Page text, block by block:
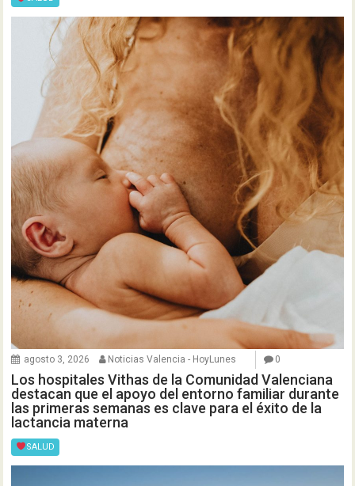
agosto 3, 2026 Noticias Valencia - HoyLunes 0
Los hospitales Vithas de la Comunidad Valenciana
destacan que el apoyo del entorno familiar durante
las primeras semanas es clave para el éxito de la
lactancia materna
SALUD